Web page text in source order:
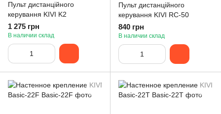
Пульт дистанційного
керування KIVI K2
1 275 грн
В наличии склад
Пульт дистанційного
керування KIVI RC-50
840 грн
В наличии склад